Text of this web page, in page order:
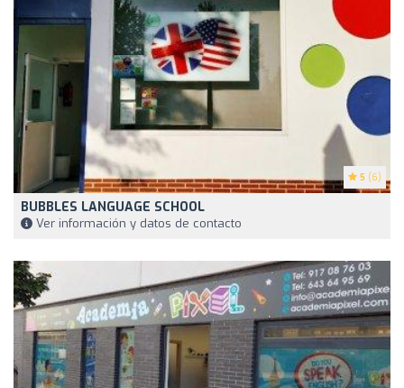
5 (6)
BUBBLES LANGUAGE SCHOOL
Ver información y datos de contacto